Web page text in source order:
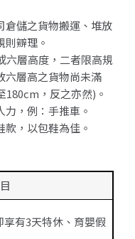
倉儲之貨物搬運、堆放
辧理。
六層高度，二者限高規
六層高之貨物尚未滿
，反之亦然)。
，例：手推車。
，以包鞋為佳。
有3天特休、育嬰假